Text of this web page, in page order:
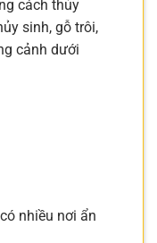
cách thủy
sinh, gỗ trôi,
cảnh dưới
nhiều nơi ẩn